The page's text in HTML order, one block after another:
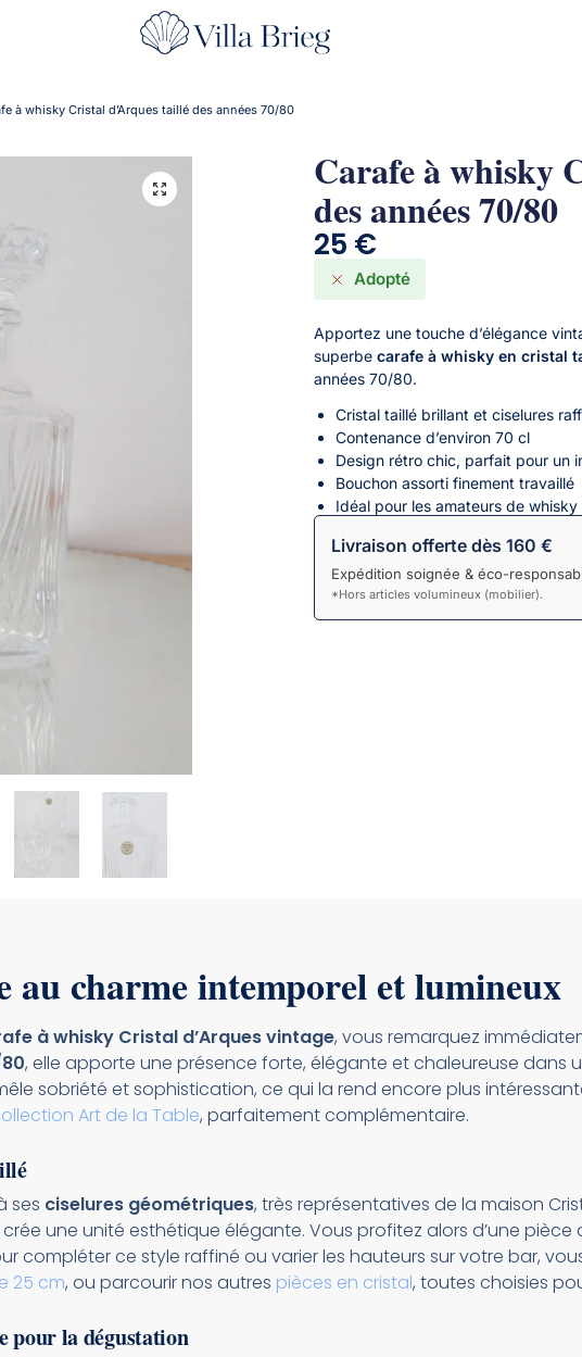
à whisky Cristal d’Arques taillé des années 70/80
Carafe à whisky
des années 70/80
25 €
Adopté
Apportez une touche d’élégance
superbecarafe à whisky en cristal
années 70/80.
Cristal taillé brillant et ciselures
Contenance d’environ 70 cl
Design rétro chic, parfait pour un
Bouchon assorti finement travaillé
Idéal pour les amateurs de
Livraison offerte dès 160 €
Expédition soignée & éco-
*Hors articles volumineux (mobilier).
au charme intemporel et lumineux
à whisky Cristal d’Arques vintage, vous remarquez
, elle apporte une présence forte, élégante et chaleureuse dans
sobriété et sophistication, ce qui la rend encore plus
Art de la Table, parfaitement complémentaire.
ses ciselures géométriques, très représentatives de la maison
une unité esthétique élégante. Vous profitez alors d’une
compléter ce style raffiné ou varier les hauteurs sur votre bar,
25 cm, ou parcourir nos autres pièces en cristal, toutes choisies
pour la dégustation